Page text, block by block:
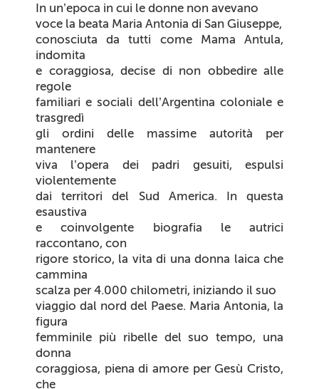
In un’epoca in cui le donne non avevano
voce la beata Maria Antonia di San Giuseppe,
conosciuta da tutti come Mama Antula,
indomita
e coraggiosa, decise di non obbedire alle
regole
familiari e sociali dell’Argentina coloniale e
trasgredì
gli ordini delle massime autorità per
mantenere
viva l’opera dei padri gesuiti, espulsi
violentemente
dai territori del Sud America. In questa
esaustiva
e coinvolgente biografia le autrici
raccontano, con
rigore storico, la vita di una donna laica che
cammina
scalza per 4.000 chilometri, iniziando il suo
viaggio dal nord del Paese. Maria Antonia, la
figura
femminile più ribelle del suo tempo, una
donna
coraggiosa, piena di amore per Gesù Cristo,
che